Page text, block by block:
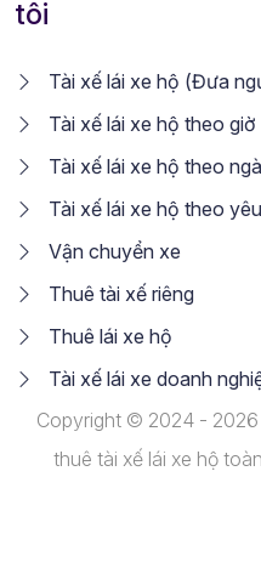
tôi
Tài xế lái xe hộ (Đưa
Tài xế lái xe hộ theo giờ
Tài xế lái xe hộ theo
Tài xế lái xe hộ theo
Vận chuyển xe
Thuê tài xế riêng
Thuê lái xe hộ
Tài xế lái xe doanh
Copyright © 2024 - 2026
thuê tài xế lái xe hộ